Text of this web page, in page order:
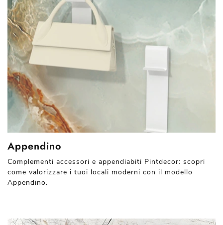
Appendino
Complementi accessori e appendiabiti Pintdecor: scopri
come valorizzare i tuoi locali moderni con il modello
Appendino.